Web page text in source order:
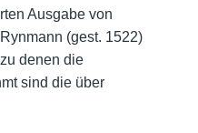
Ausgabe von
(gest. 1522)
denen die
sind die über